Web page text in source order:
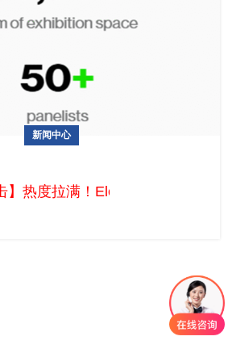
新闻中心
】热度拉满！Eletrolar Show